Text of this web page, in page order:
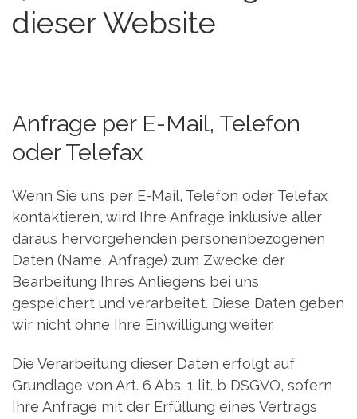
dieser Website
Anfrage per E-Mail, Telefon
oder Telefax
Wenn Sie uns per E-Mail, Telefon oder Telefax
kontaktieren, wird Ihre Anfrage inklusive aller
daraus hervorgehenden personenbezogenen
Daten (Name, Anfrage) zum Zwecke der
Bearbeitung Ihres Anliegens bei uns
gespeichert und verarbeitet. Diese Daten geben
wir nicht ohne Ihre Einwilligung weiter.
Die Verarbeitung dieser Daten erfolgt auf
Grundlage von Art. 6 Abs. 1 lit. b DSGVO, sofern
Ihre Anfrage mit der Erfüllung eines Vertrags